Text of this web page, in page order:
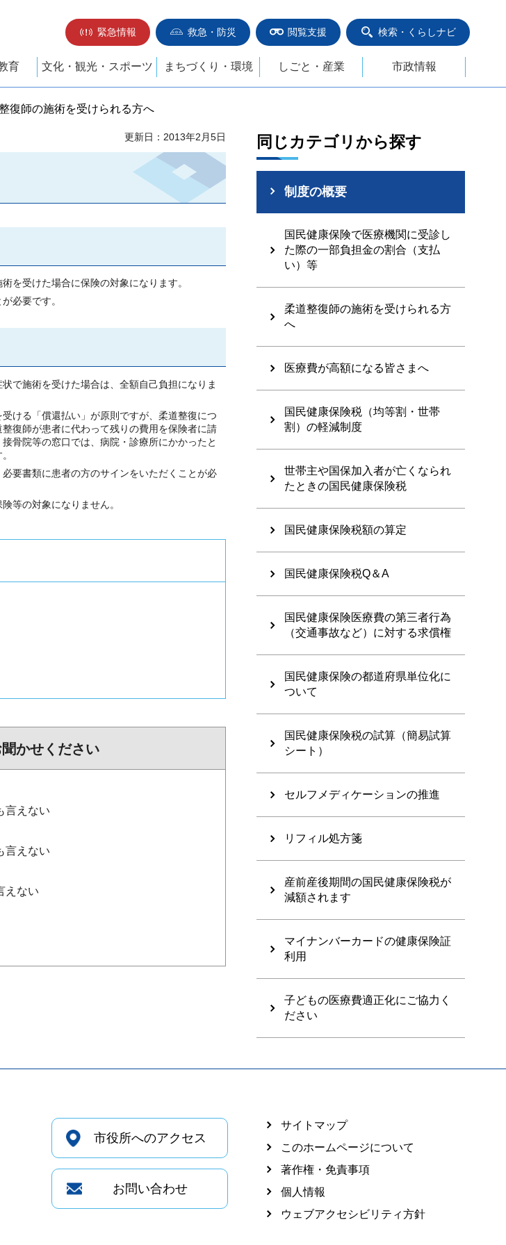
緊急情報
救急・防災 閲覧支援 検索・くらしナビ
育 文化・観光・スポーツ まちづくり・環境 しごと・産業 市政情報
復師の施術を受けられる方へ
更新日：2013年2月5日
を受けた場合に保険の対象になります。
必要です。
で施術を受けた場合は、全額自己負担になりま
ける「償還払い」が原則ですが、柔道整復につ
復師が患者に代わって残りの費用を保険者に請
骨院等の窓口では、病院・診療所にかかったと
要書類に患者の方のサインをいただくことが必
等の対象になりません。
かせください
言えない
言えない
えない
同じカテゴリから探す
制度の概要
国民健康保険で医療機関に受診し
た際の一部負担金の割合（支払
い）等
柔道整復師の施術を受けられる方
へ
医療費が高額になる皆さまへ
国民健康保険税（均等割・世帯
割）の軽減制度
世帯主や国保加入者が亡くなられ
たときの国民健康保険税
国民健康保険税額の算定
国民健康保険税Q＆A
国民健康保険医療費の第三者行為
（交通事故など）に対する求償権
国民健康保険の都道府県単位化に
ついて
国民健康保険税の試算（簡易試算
シート）
セルフメディケーションの推進
リフィル処方箋
産前産後期間の国民健康保険税が
減額されます
マイナンバーカードの健康保険証
利用
子どもの医療費適正化にご協力く
ださい
市役所へのアクセス
お問い合わせ
サイトマップ
このホームページについて
著作権・免責事項
個人情報
ウェブアクセシビリティ方針